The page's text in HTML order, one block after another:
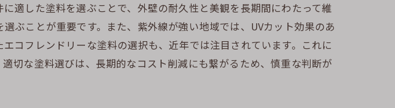
めの塗料比較
を抑える方法
イミングとコスト削減術
適した塗料を選ぶことで、外壁の耐久性と美観を長期間にわたって維
ぶことが重要です。また、紫外線が強い地域では、UVカット効果のあ
コフレンドリーな塗料の選択も、近年では注目されています。これに
切な塗料選びは、長期的なコスト削減にも繋がるため、慎重な判断が